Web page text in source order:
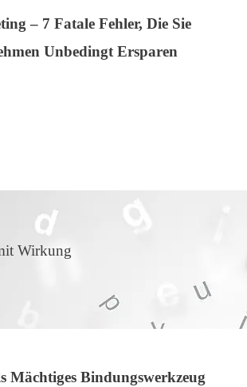
– 7 Fatale Fehler, Die Sie
Unbedingt Ersparen
Wirkung
Mächtiges Bindungswerkzeug